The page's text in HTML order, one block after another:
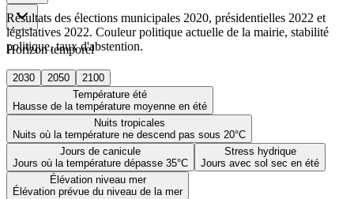
Horizon temporel
2030 2050
2100
Température été
Hausse de la température moyenne en été
Nuits tropicales
Nuits où la température ne descend pas sous 20°C
Jours de canicule
Jours où la température dépasse 35°C
Stress hydrique
Jours avec sol sec en été
Élévation niveau mer
Élévation prévue du niveau de la mer
Résultats des élections municipales 2020, présidentielles 2022 et
législatives 2022. Couleur politique actuelle de la mairie, stabilité
politique, taux d'abstention.